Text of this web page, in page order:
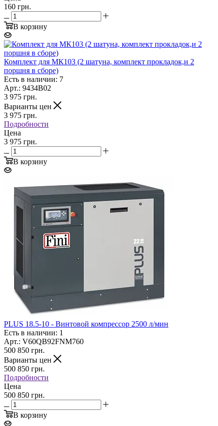
160 грн.
В корзину
Комплект для МК103 (2 шатуна, комплект прокладок,и 2
поршня в сборе)
Есть в наличии: 7
Арт.: 9434B02
3 975 грн.
Варианты цен
3 975 грн.
Подробности
Цена
3 975 грн.
В корзину
PLUS 18.5-10 - Винтовой компрессор 2500 л/мин
Есть в наличии: 1
Арт.: V60QB92FNM760
500 850 грн.
Варианты цен
500 850 грн.
Подробности
Цена
500 850 грн.
В корзину